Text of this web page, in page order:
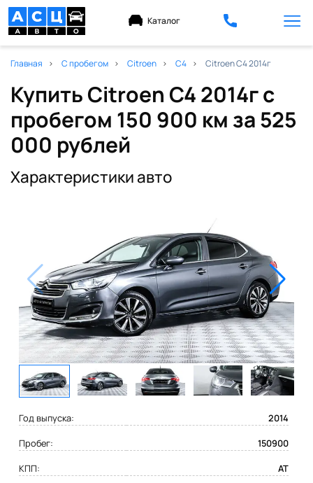
Каталог
Главная С пробегом Citroen C4 Citroen C4 2014г
Купить Citroen C4 2014г с
пробегом 150 900 км за 525
000 рублей
Характеристики авто
Год выпуска:
2014
Пробег:
150900
КПП:
AT